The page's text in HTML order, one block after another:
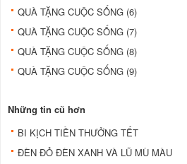
QUÀ TẶNG CUỘC SỐNG (6)
QUÀ TẶNG CUỘC SỐNG (7)
QUÀ TẶNG CUỘC SỐNG (8)
QUÀ TẶNG CUỘC SỐNG (9)
Những tin cũ hơn
BI KỊCH TIỀN THƯỞNG TẾT
ÐÈN ÐỎ ÐÈN XANH VÀ LŨ MÙ MÀU